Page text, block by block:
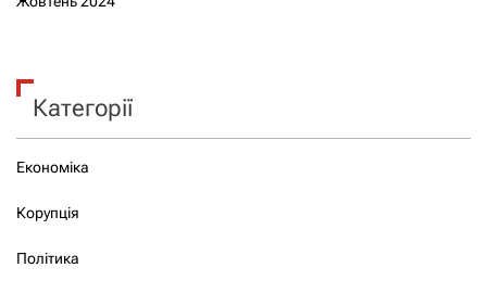
Категорії
Економіка
Корупція
Політика